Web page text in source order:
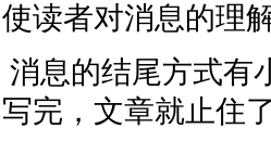
使读者对消息的理
消息的结尾方式有
写完，文章就止住